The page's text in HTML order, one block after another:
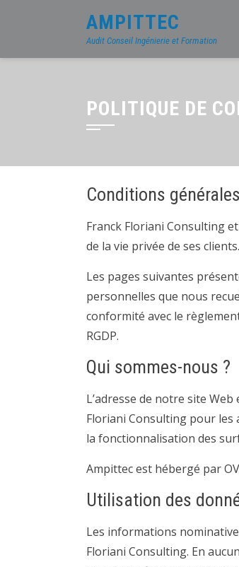
AMPITTEC
Audit Conseil Ingénierie et Formation
POLITIQUE DE
Conditions générales
Franck Floriani Consulting
de la vie privée de ses clients.
Les pages suivantes
personnelles que nous
conformité avec le
RGDP.
Qui sommes-nous ?
L’adresse de notre site
Floriani Consulting pour les
la fonctionnalisation des
Ampittec est hébergé par
Utilisation des
Les informations
Floriani Consulting. En